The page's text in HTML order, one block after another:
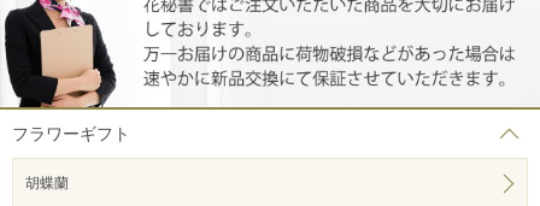
フラワーギフト
胡蝶蘭